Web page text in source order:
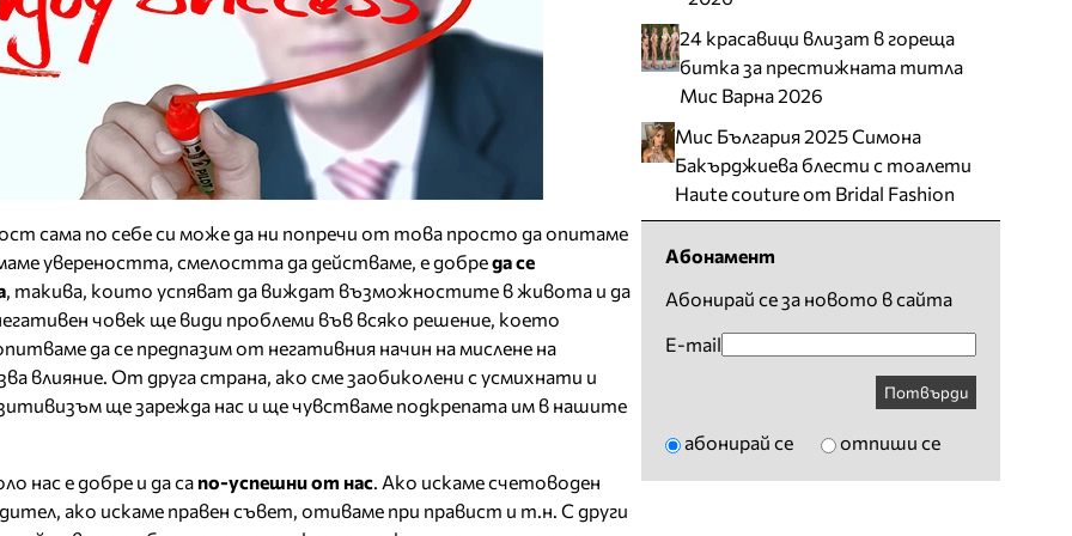
сама по себе си може да ни попречи от това просто да опитаме
увереността, смелостта да действаме, е добреда се
, такива, които успяват да виждат възможностите в живота и да
човек ще види проблеми във всяко решение, което
да се предпазим от негативния начин на мислене на
влияние. От друга страна, ако сме заобиколени с усмихнати и
ще зарежда нас и ще чувстваме подкрепата им в нашите
нас е добре и да са по-успешни от нас. Ако искаме счетоводен
ако искаме правен съвет, отиваме при правист и т.н. С други
24 красавици влизат в гореща
битка за престижната титла
Мис Варна 2026
Мис България 2025 Симона
Бакърджиева блести с тоалети
Haute couture от Bridal Fashion
Абонамент
Абонирай се за новото в сайта
E-mail
Потвърди
абонирай се отпиши се